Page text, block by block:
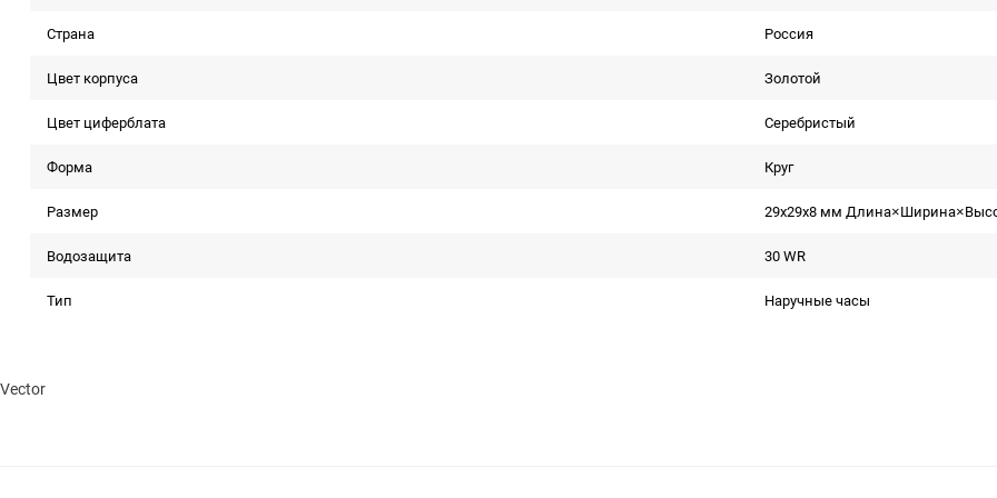
Страна Россия
Цвет корпуса Золотой
Цвет циферблата Серебристый
Форма Круг
Размер 29x29x8 мм
Водозащита 30 WR
Тип Наручные часы
Vector